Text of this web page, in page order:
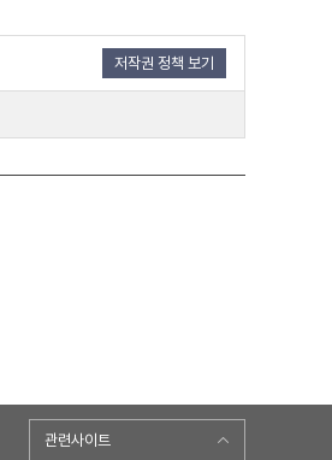
저작권 정책 보기
관련사이트